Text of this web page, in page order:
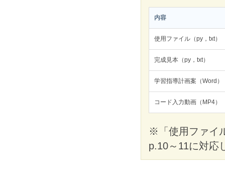
内容
使用ファイル（py，txt）
完成見本（py，txt）
学習指導計画案（Word）
コード入力動画（MP4）
※「使用ファイ
p.10～11に対応